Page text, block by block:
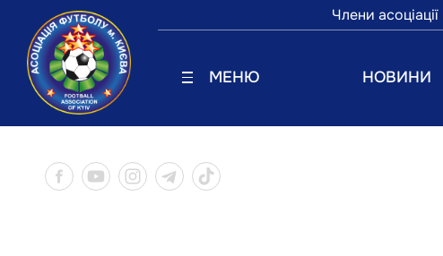
Члени асоціації
МЕНЮ НОВИНИ